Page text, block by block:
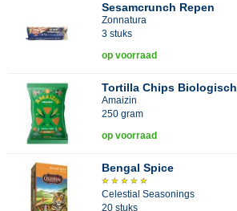
Sesamcrunch Repen
Zonnatura
3 stuks
op voorraad
Tortilla Chips Biologisch
Amaizin
250 gram
op voorraad
Bengal Spice
Celestial Seasonings
20 stuks